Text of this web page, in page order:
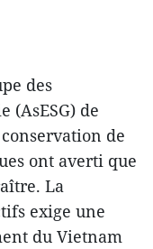
des
(AsESG) de
de
ont averti que
La
exige une
du Vietnam